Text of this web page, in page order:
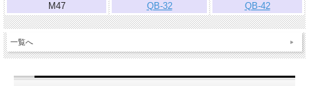
M47 QB-32 QB-42
一覧へ